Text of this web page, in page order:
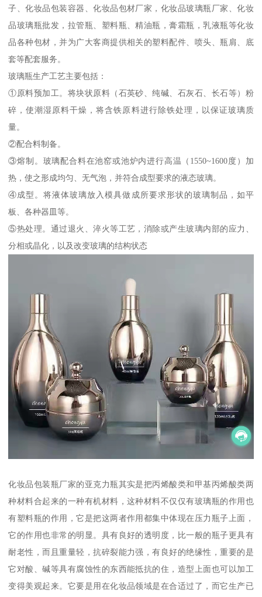
子、化妆品包装容器、化妆品包材厂家，化妆品玻璃瓶厂家、化妆
品玻璃瓶批发，拉管瓶、塑料瓶、精油瓶，膏霜瓶，乳液瓶等化妆
品各种包材，并为广大客商提供相关的塑料配件、喷头、瓶肩、底
套等配套服务。
玻璃瓶生产工艺主要包括：
①原料预加工。将块状原料（石英砂、纯碱、石灰石、长石等）粉
碎，使潮湿原料干燥，将含铁原料进行除铁处理，以保证玻璃质
量。
②配合料制备。
③熔制。玻璃配合料在池窑或池炉内进行高温（1550~1600度）加
热，使之形成均匀、无气泡，并符合成型要求的液态玻璃。
④成型。将液体玻璃放入模具做成所要求形状的玻璃制品，如平
板、各种器皿等。
⑤热处理。通过退火、淬火等工艺，消除或产生玻璃内部的应力、
分相或晶化，以及改变玻璃的结构状态
化妆品包装瓶厂家的亚克力瓶其实是把丙烯酸类和甲基丙烯酸类两
种材料合起来的一种有机材料，这种材料不仅仅有玻璃瓶的作用也
有塑料瓶的作用，它是把这两者作用都集中体现在压力瓶子上面，
它的作用也非常的明显。具有良好的透明度，比一般的瓶子更具有
耐老性，而且重量轻，抗碎裂能力强，有良好的绝缘性，重要的是
它对酸、碱等具有腐蚀性的东西能抵抗的住，造型上面也可以加工
变得美观起来。它要是用在化妆品领域是在合适过了，而它生产已